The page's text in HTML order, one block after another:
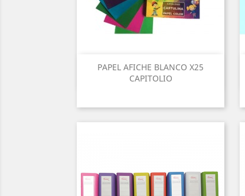
PAPEL AFICHE BLANCO X25
CAPITOLIO